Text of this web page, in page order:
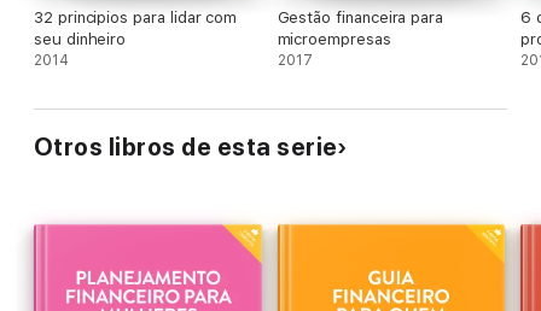
32 principios para lidar com
seu dinheiro
2014
Gestão financeira para
microempresas
2017
6
Otros libros de esta serie